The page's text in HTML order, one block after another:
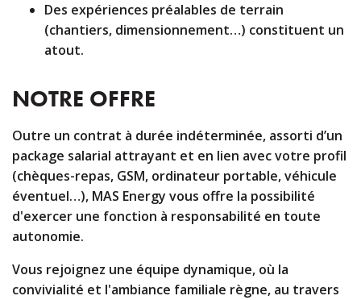
Des expériences préalables de terrain
(chantiers, dimensionnement…) constituent un
atout.
NOTRE OFFRE
Outre un contrat à durée indéterminée, assorti d’un
package salarial attrayant et en lien avec votre profil
(chèques-repas, GSM, ordinateur portable, véhicule
éventuel…), MAS Energy vous offre la possibilité
d'exercer une fonction à responsabilité en toute
autonomie.
Vous rejoignez une équipe dynamique, où la
convivialité et l'ambiance familiale règne, au travers